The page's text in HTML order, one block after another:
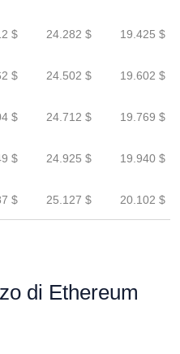
$ 24.282 $ 19.425 $
$ 24.502 $ 19.602 $
$ 24.712 $ 19.769 $
$ 24.925 $ 19.940 $
$ 25.127 $ 20.102 $
di Ethereum